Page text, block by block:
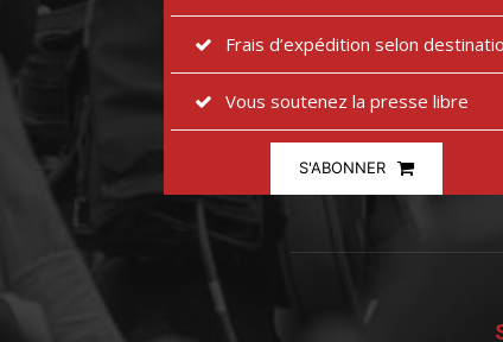
Frais d’expédition selon
Vous soutenez la presse libre
S'ABONNER